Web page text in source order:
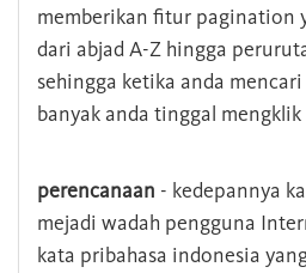
memberikan fitur pagination
dari abjad A-Z hingga
sehingga ketika anda
banyak anda tinggal mengklik
perencanaan - kedepannya
mejadi wadah pengguna
kata pribahasa indonesia